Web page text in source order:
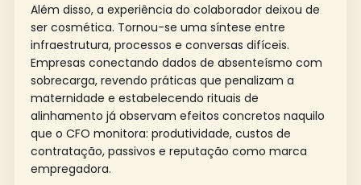
Além disso, a experiência do colaborador deixou de
ser cosmética. Tornou-se uma síntese entre
infraestrutura, processos e conversas difíceis.
Empresas conectando dados de absenteísmo com
sobrecarga, revendo práticas que penalizam a
maternidade e estabelecendo rituais de
alinhamento já observam efeitos concretos naquilo
que o CFO monitora: produtividade, custos de
contratação, passivos e reputação como marca
empregadora.